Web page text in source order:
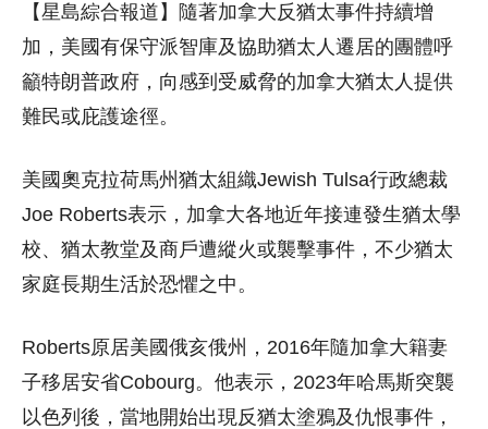
【星島綜合報道】隨著加拿大反猶太事件持續增
加，美國有保守派智庫及協助猶太人遷居的團體呼
籲特朗普政府，向感到受威脅的加拿大猶太人提供
難民或庇護途徑。
美國奧克拉荷馬州猶太組織Jewish Tulsa行政總裁
Joe Roberts表示，加拿大各地近年接連發生猶太學
校、猶太教堂及商戶遭縱火或襲擊事件，不少猶太
家庭長期生活於恐懼之中。
Roberts原居美國俄亥俄州，2016年隨加拿大籍妻
子移居安省Cobourg。他表示，2023年哈馬斯突襲
以色列後，當地開始出現反猶太塗鴉及仇恨事件，